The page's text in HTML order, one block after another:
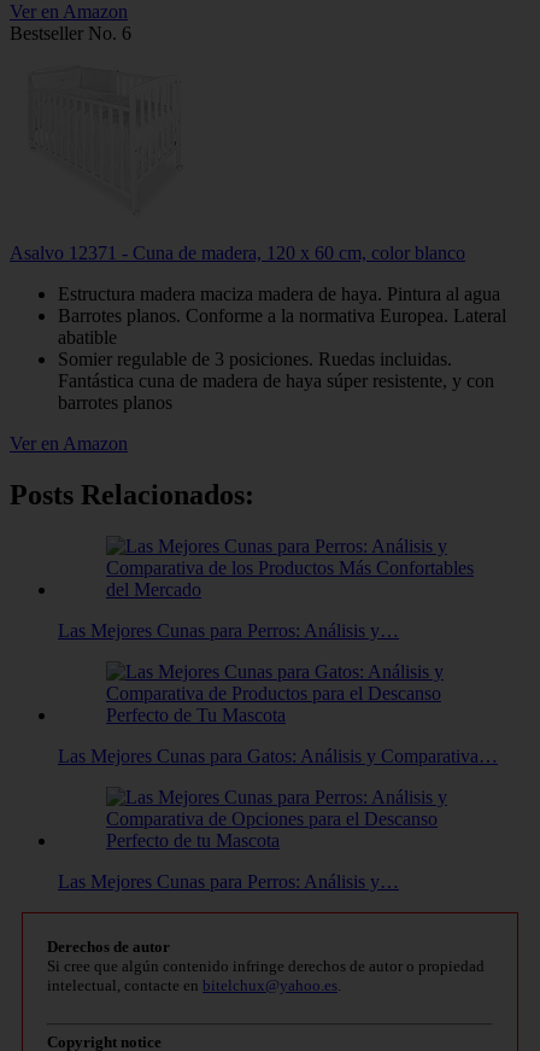
Ver en Amazon
Bestseller No. 6
Asalvo 12371 - Cuna de madera, 120 x 60 cm, color blanco
Estructura madera maciza madera de haya. Pintura al agua
Barrotes planos. Conforme a la normativa Europea. Lateral
abatible
Somier regulable de 3 posiciones. Ruedas incluidas.
Fantástica cuna de madera de haya súper resistente, y con
barrotes planos
Ver en Amazon
Posts Relacionados:
Las Mejores Cunas para Perros: Análisis y…
Las Mejores Cunas para Gatos: Análisis y Comparativa…
Las Mejores Cunas para Perros: Análisis y…
Derechos de autor
Si cree que algún contenido infringe derechos de autor o propiedad
intelectual, contacte en bitelchux@yahoo.es.
Copyright notice